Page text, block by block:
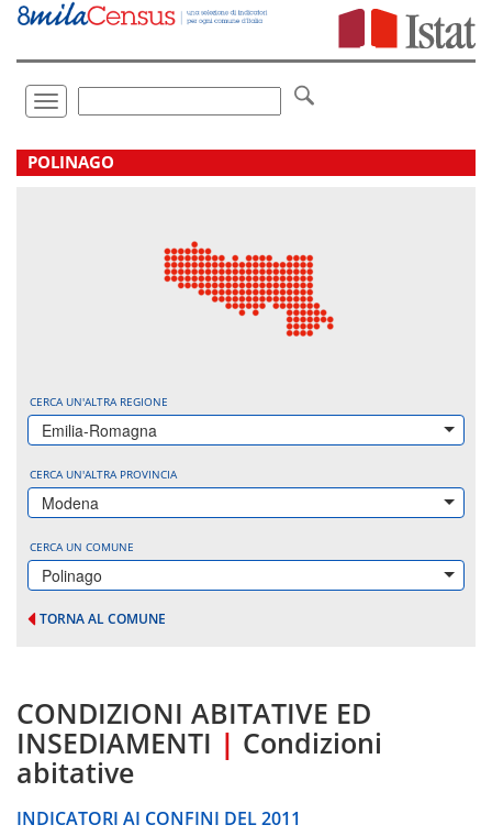
Vai
direttamente
Toggle
navigation
.
POLINAGO
CERCA UN'ALTRA REGIONE
Emilia-Romagna
CERCA UN'ALTRA PROVINCIA
Modena
CERCA UN COMUNE
Polinago
TORNA AL COMUNE
CONDIZIONI ABITATIVE ED
INSEDIAMENTI | Condizioni
abitative
INDICATORI AI CONFINI DEL 2011